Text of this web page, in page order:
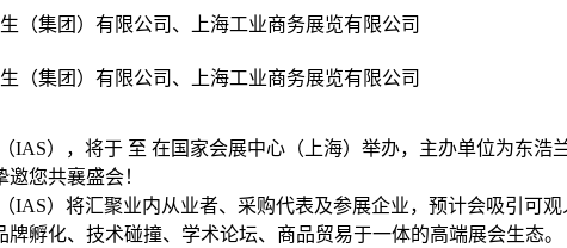
（集团）有限公司、上海工业商务展览有限公司
（集团）有限公司、上海工业商务展览有限公司
IAS），将于 至 在国家会展中心（上海）举办，主办单位为东
您共襄盛会！
IAS）将汇聚业内从业者、采购代表及参展企业，预计会吸引可
孵化、技术碰撞、学术论坛、商品贸易于一体的高端展会生态。